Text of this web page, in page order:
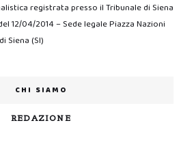
registrata presso il Tribunale di Siena
12/04/2014 – Sede legale Piazza Nazioni
Siena (SI)
CHI SIAMO
REDAZIONE